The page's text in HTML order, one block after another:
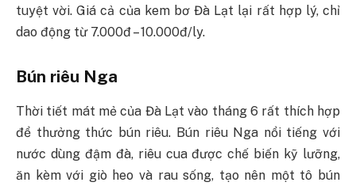
tuyệt vời. Giá cả của kem bơ Đà Lạt lại rất hợp lý, chỉ
dao động từ 7.000đ – 10.000đ/ly.
Bún riêu Nga
Thời tiết mát mẻ của Đà Lạt vào tháng 6 rất thích hợp
để thưởng thức bún riêu. Bún riêu Nga nổi tiếng với
nước dùng đậm đà, riêu cua được chế biến kỹ lưỡng,
ăn kèm với giò heo và rau sống, tạo nên một tô bún